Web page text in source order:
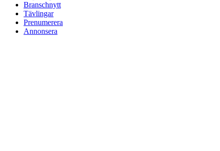
Branschnytt
Tävlingar
Prenumerera
Annonsera